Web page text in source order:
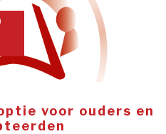
voor ouders en